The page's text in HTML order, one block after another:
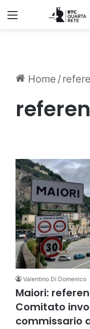
Home /
Valentino Di Domenico
Maiori:
Comitato
commissario